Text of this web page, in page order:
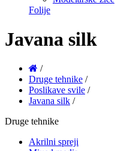
Folije
Javana silk
/
Druge tehnike /
Poslikave svile /
Javana silk /
Druge tehnike
Akrilni spreji